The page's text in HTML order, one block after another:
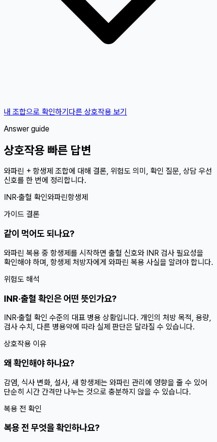
내 조합으로 확인하기다른 상호작용 보기
Answer guide
상호작용 빠른 답변
와파린 + 항생제 조합에 대해 결론, 위험도 의미, 확인 질문, 상담 우선
신호를 한 번에 정리합니다.
INR·출혈 확인와파린항생제
가이드 결론
같이 먹어도 되나요?
와파린 복용 중 항생제를 시작하면 출혈 신호와 INR 검사 필요성을
확인해야 하며, 항생제 처방자에게 와파린 복용 사실을 알려야 합니다.
위험도 해석
INR·출혈 확인은 어떤 뜻인가요?
INR·출혈 확인 수준의 대표 병용 상황입니다. 개인의 처방 목적, 용량,
검사 수치, 다른 병용약에 따라 실제 판단은 달라질 수 있습니다.
상호작용 이유
왜 확인해야 하나요?
감염, 식사 변화, 설사, 새 항생제는 와파린 관리에 영향을 줄 수 있어
단순히 시간 간격만 나누는 것으로 충분하지 않을 수 있습니다.
복용 전 확인
복용 전 무엇을 확인하나요?